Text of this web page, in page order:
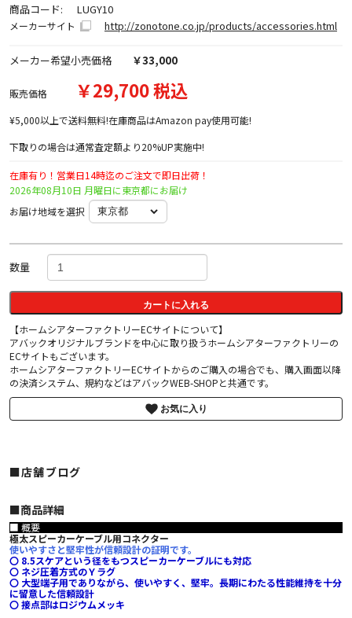
商品コード: LUGY10
メーカーサイト http://zonotone.co.jp/products/accessories.html
メーカー希望小売価格 ￥33,000
販売価格 ￥29,700 税込
¥5,000以上で送料無料!在庫商品はAmazon pay使用可能!
下取りの場合は通常査定額より20%UP実施中!
在庫有り！営業日14時迄のご注文で即日出荷！
2026年08月10日 月曜日に東京都にお届け
お届け地域を選択
数量
カートに入れる
【ホームシアターファクトリーECサイトについて】
アバックオリジナルブランドを中心に取り扱うホームシアターファクトリーの
ECサイトもございます。
ホームシアターファクトリーECサイトからのご購入の場合でも、購入画面以降
の決済システム、規約などはアバックWEB-SHOPと共通です。
お気に入り
■店舗ブログ
■︎商品詳細
■ 概要
極太スピーカーケーブル用コネクター
使いやすさと堅牢性が信頼設計の証明です。
〇 8.5スケアという径をもつスピーカーケーブルにも対応
〇 ネジ圧着方式のＹラグ
〇 大型端子用でありながら、使いやすく、堅牢。長期にわたる性能維持を十分
に留意した信頼設計
〇 接点部はロジウムメッキ